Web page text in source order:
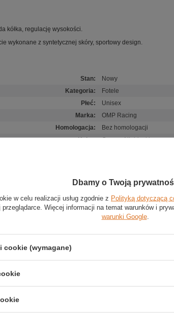
kółka, regulację wysokości.
wykonane z syntetycznej skóry, sportowy design.
Stan:
Nowy
Kategoria:
Fotele
Płeć:
Unisex
Marka:
OMP Racing
Homologacja:
Bez homologacji
Kolor: Czarny,Niebieski
Dbamy o Twoją
w celu realizacji usług zgodnie z Polityką dotyczącą
przeglądarce. Więcej informacji na temat warunków i
warunki Google.
cookie (wymagane)